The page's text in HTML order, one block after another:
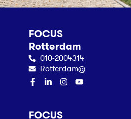
FOCUS
Rotterdam
010-2004314
Rotterdam@
FOCUS